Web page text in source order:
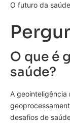
O futuro da
O que é
saúde?
A
desafios de